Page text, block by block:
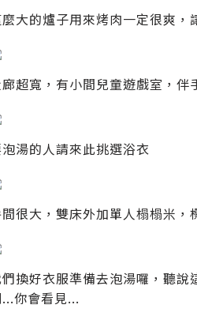
大的爐子用來烤肉一定很爽
超寬，有小間兒童遊戲室，伴
湯的人請來此挑選浴衣
很大，雙床外加單人榻榻米，
換好衣服準備去泡湯囉，聽
你會看見...